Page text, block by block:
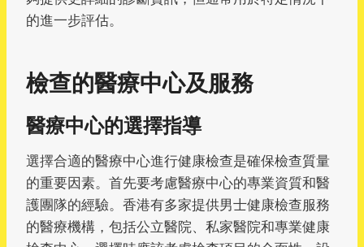
的進一步評估。
檢查的醫療中心及服務
醫療中心的選擇指導
選擇合適的醫療中心進行健康檢查是確保檢查質量
的重要因素。首先要考慮醫療中心的專業資質和醫
護團隊的經驗。香港有多家提供男士健康檢查服務
的醫療機構，包括公立醫院、私家醫院和專業健康